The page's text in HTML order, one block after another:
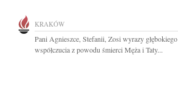
KRAKÓW
Pani Agnieszce, Stefanii, Zosi wyrazy głębokiego
współczucia z powodu śmierci Męża i Taty...